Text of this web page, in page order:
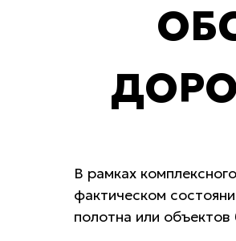
В рамках
фактическом
полотна или